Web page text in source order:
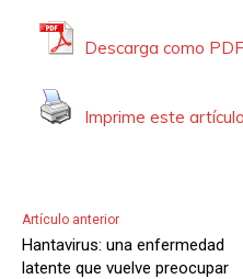
Descarga como PDF
Imprime este artículo
Artículo anterior
Hantavirus: una enfermedad
latente que vuelve preocupar